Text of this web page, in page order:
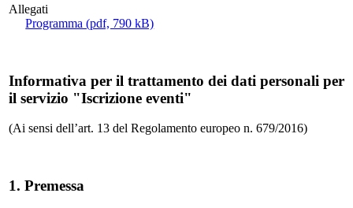
Allegati
Programma (pdf, 790 kB)
Informativa per il trattamento dei dati personali per
il servizio "Iscrizione eventi"
(Ai sensi dell’art. 13 del Regolamento europeo n. 679/2016)
1. Premessa